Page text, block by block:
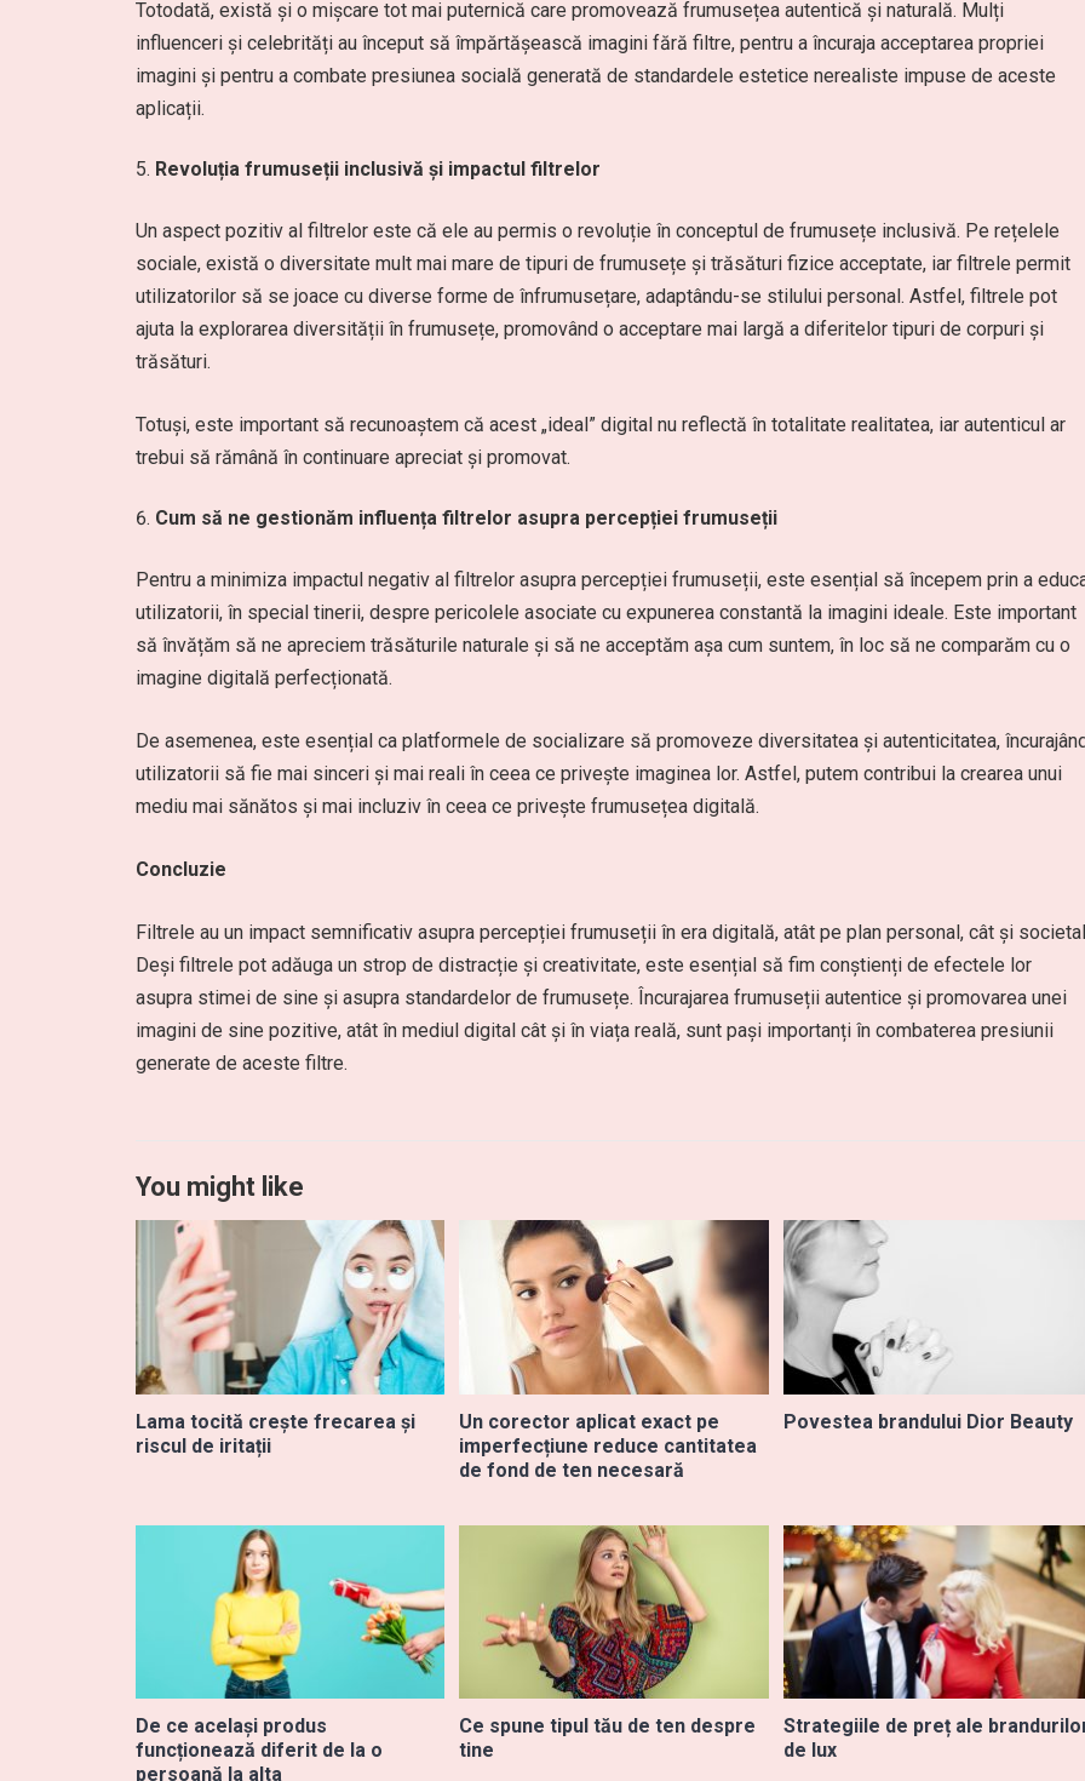
Totodată, există și o mișcare tot mai puternică care promovează frumusețea autentică și naturală. Mulți
influenceri și celebrități au început să împărtășească imagini fără filtre, pentru a încuraja acceptarea propriei
imagini și pentru a combate presiunea socială generată de standardele estetice nerealiste impuse de aceste
aplicații.
Revoluția frumuseții inclusivă și impactul filtrelor
Un aspect pozitiv al filtrelor este că ele au permis o revoluție în conceptul de frumusețe inclusivă. Pe rețelele
sociale, există o diversitate mult mai mare de tipuri de frumusețe și trăsături fizice acceptate, iar filtrele permit
utilizatorilor să se joace cu diverse forme de înfrumusețare, adaptându-se stilului personal. Astfel, filtrele pot
ajuta la explorarea diversității în frumusețe, promovând o acceptare mai largă a diferitelor tipuri de corpuri și
trăsături.
Totuși, este important să recunoaștem că acest „ideal” digital nu reflectă în totalitate realitatea, iar autenticul ar
trebui să rămână în continuare apreciat și promovat.
Cum să ne gestionăm influența filtrelor asupra percepției frumuseții
Pentru a minimiza impactul negativ al filtrelor asupra percepției frumuseții, este esențial să începem prin a
utilizatorii, în special tinerii, despre pericolele asociate cu expunerea constantă la imagini ideale. Este important
să învățăm să ne apreciem trăsăturile naturale și să ne acceptăm așa cum suntem, în loc să ne comparăm cu o
imagine digitală perfecționată.
De asemenea, este esențial ca platformele de socializare să promoveze diversitatea și autenticitatea,
utilizatorii să fie mai sinceri și mai reali în ceea ce privește imaginea lor. Astfel, putem contribui la crearea unui
mediu mai sănătos și mai incluziv în ceea ce privește frumusețea digitală.
Concluzie
Filtrele au un impact semnificativ asupra percepției frumuseții în era digitală, atât pe plan personal, cât și
Deși filtrele pot adăuga un strop de distracție și creativitate, este esențial să fim conștienți de efectele lor
asupra stimei de sine și asupra standardelor de frumusețe. Încurajarea frumuseții autentice și promovarea unei
imagini de sine pozitive, atât în mediul digital cât și în viața reală, sunt pași importanți în combaterea presiunii
generate de aceste filtre.
You might like
Lama tocită crește frecarea și
riscul de iritații
Un corector aplicat exact pe
imperfecțiune reduce cantitatea
de fond de ten necesară
Povestea brandului Dior Beauty
De ce același produs
funcționează diferit de la o
persoană la alta
Ce spune tipul tău de ten despre
tine
Strategiile de preț ale
de lux